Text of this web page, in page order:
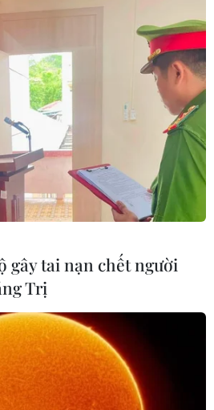
(TTXVN/Vietnam+)
#ASEAN
#Mở cửa
#Thị trường
Ấn Độ
gây tai nạn chết người
Trị